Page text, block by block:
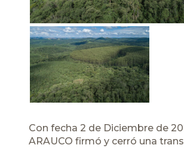
Con fecha 2 de Diciembre de
ARAUCO firmó y cerró una